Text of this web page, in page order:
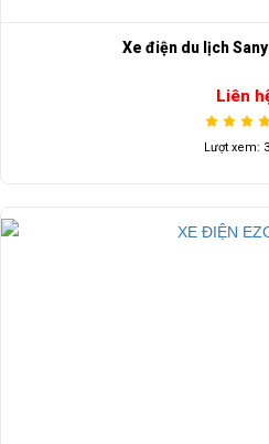
Xe điện du lịch
Liên
Lượt xem: